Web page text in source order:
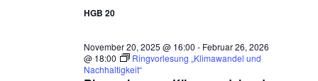
HGB 20
November 20, 2025 @ 16:00 - Februar 26, 2026
@ 18:00
Ringvorlesung „Klimawandel und
Nachhaltigkeit“